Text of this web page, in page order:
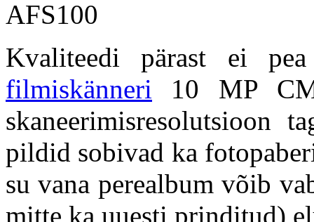
Kvaliteedi pärast ei
filmiskänneri 10 MP
skaneerimisresolutsioon
pildid sobivad ka
su vana perealbum võib
mitte ka uuesti prinditud)